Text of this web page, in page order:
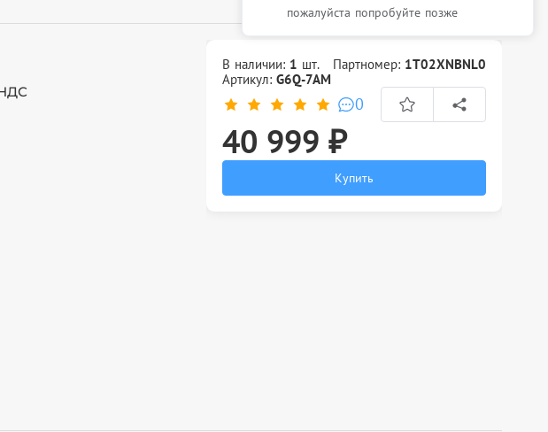
В наличии: 1 шт. Партномер: 1T02XNBNL0
Артикул: G6Q-7AM
0
40 999 ₽
Купить
пожалуйста попробуйте позже